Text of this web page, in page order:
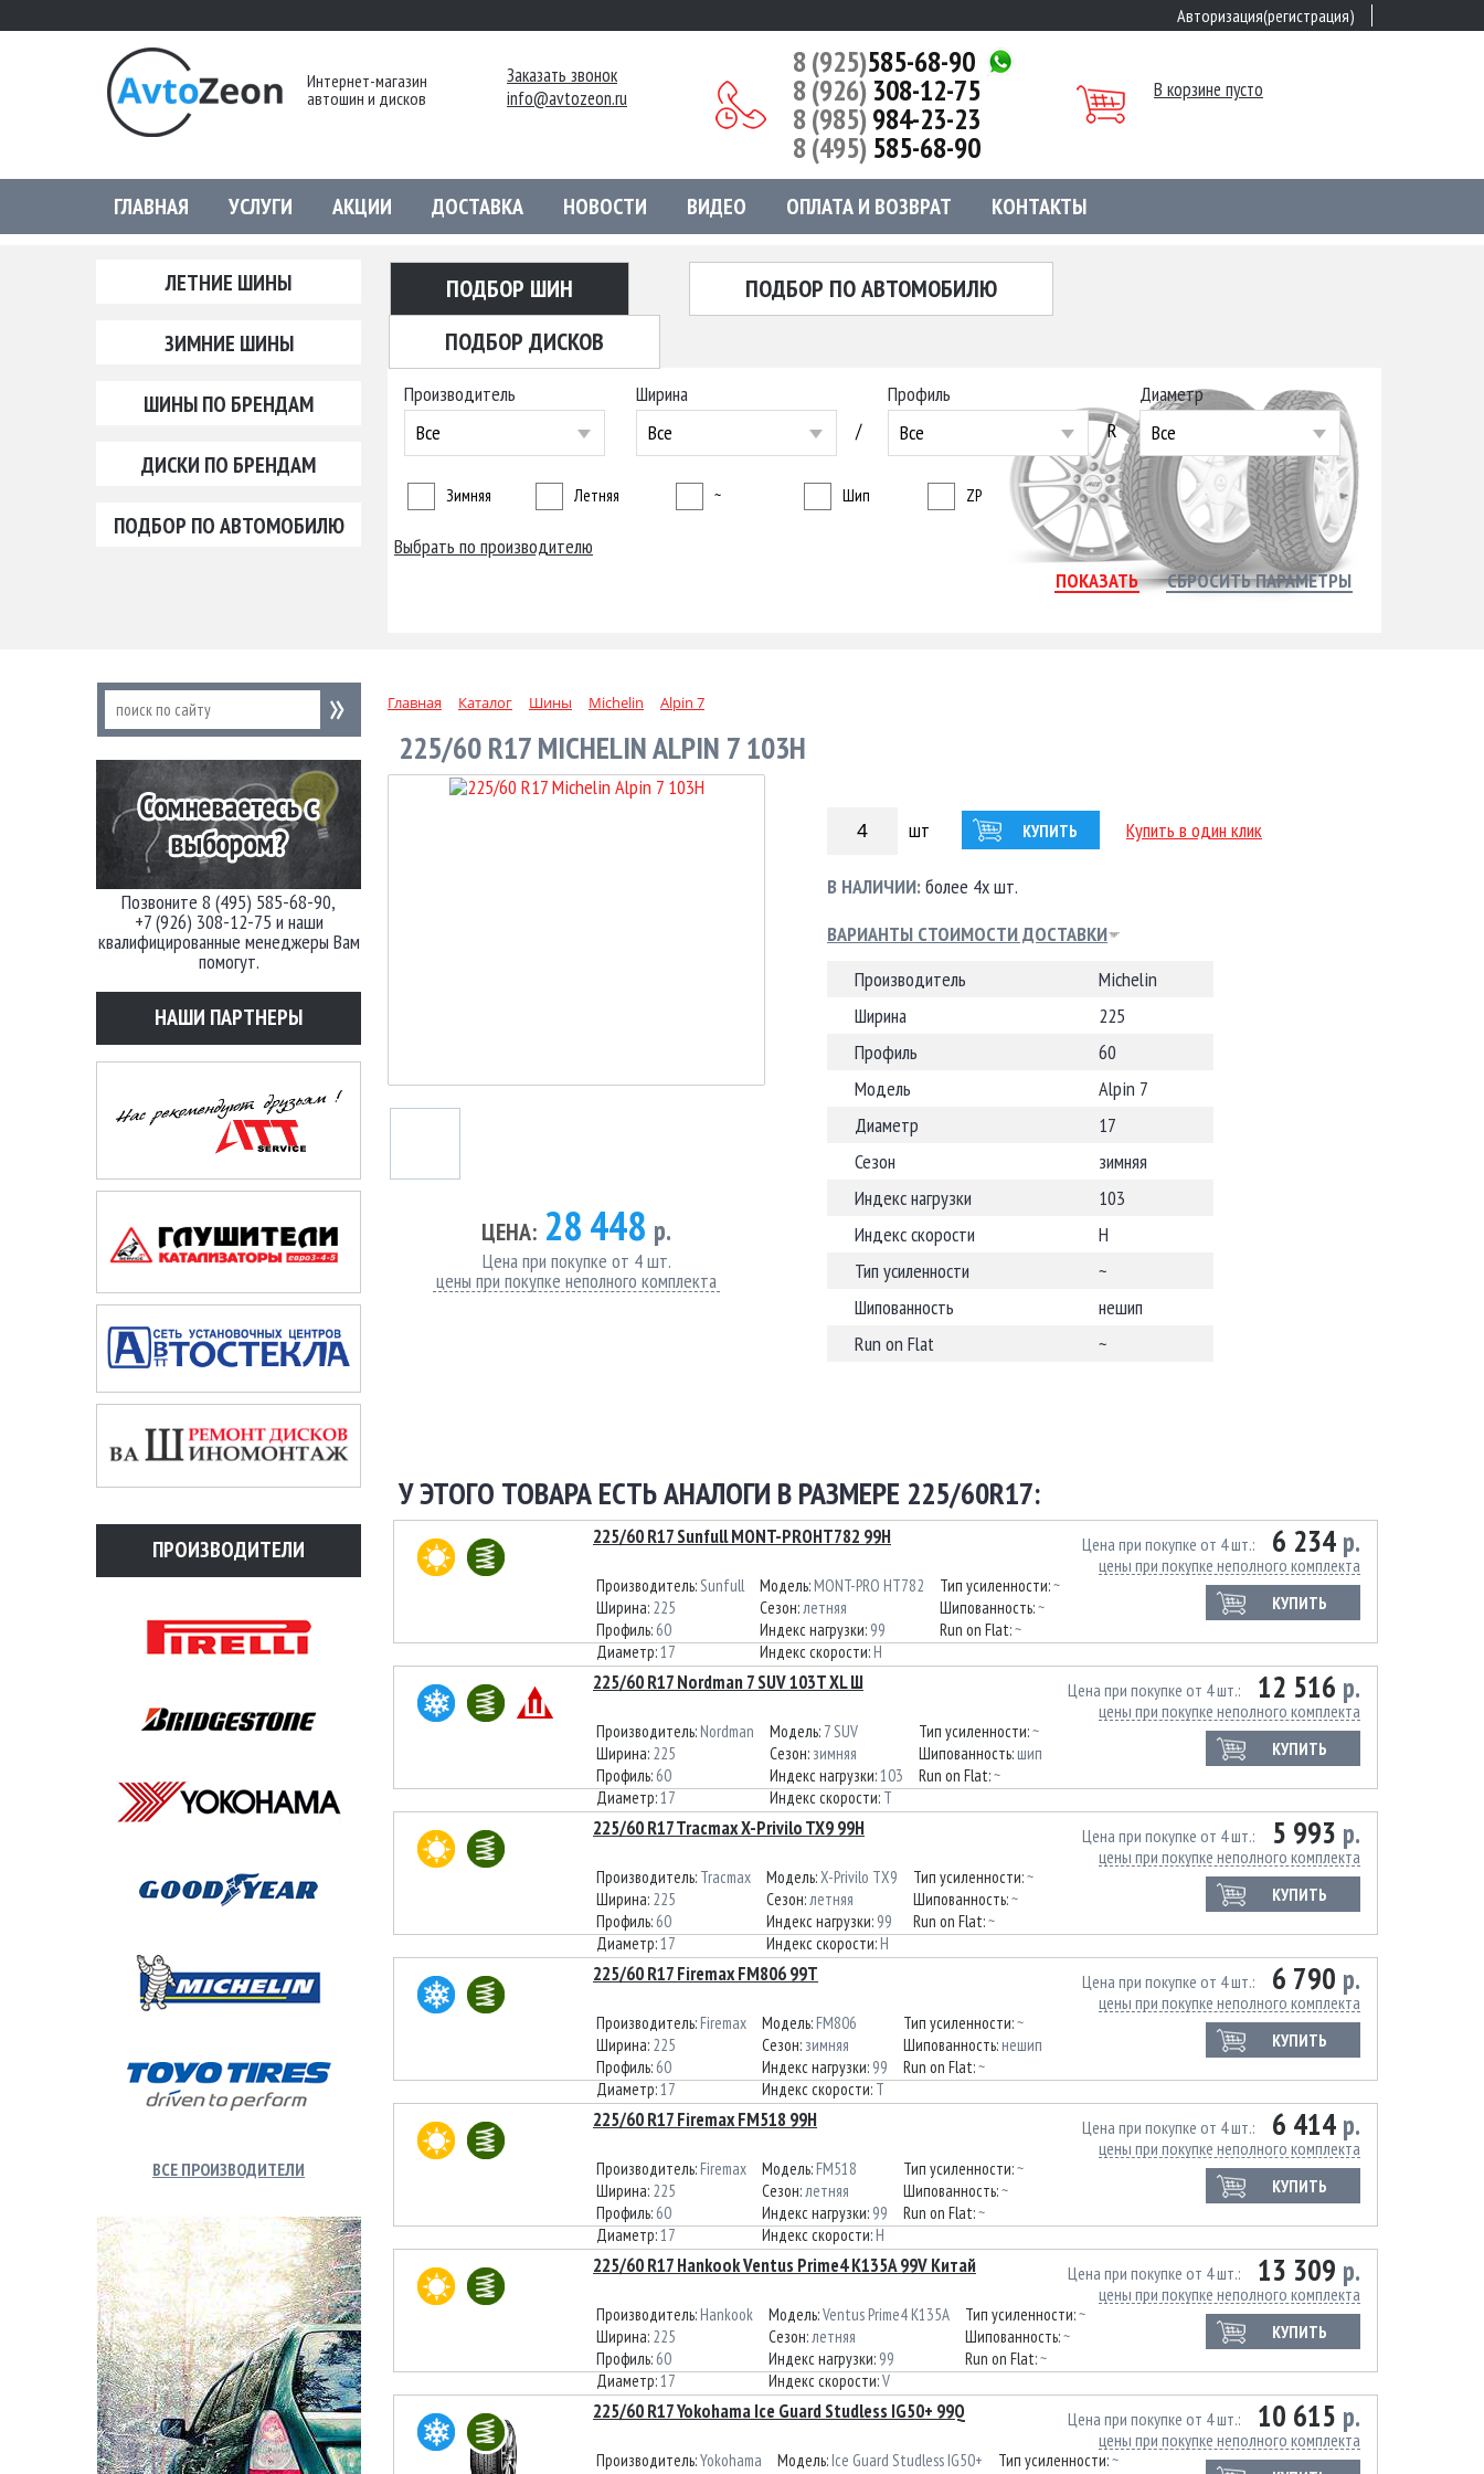
Авторизация(регистрация)
Интернет-магазин
автошин и дисков
Заказать звонок
info@avtozeon.ru
8 (925)585-68-90
8 (926) 308-12-75
8 (985)984-23-23
8 (495) 585-68-90
В корзине пусто
ГЛАВНАЯ УСЛУГИ АКЦИИ ДОСТАВКА НОВОСТИ ВИДЕО ОПЛАТА И ВОЗВРАТ КОНТАКТЫ
ЛЕТНИЕ ШИНЫ
ЗИМНИЕ ШИНЫ
ШИНЫ ПО БРЕНДАМ
ДИСКИ ПО БРЕНДАМ
ПОДБОР ПО АВТОМОБИЛЮ
ПОДБОР ШИН
ПОДБОР ПО АВТОМОБИЛЮ
ПОДБОР ДИСКОВ
Производитель
Все
Ширина
Все
/
Профиль
Все
R
Диаметр
Все
Зимняя Летняя ~ Шип ZP
Выбрать по производителю
Позвоните 8 (495) 585-68-90,
+7 (926) 308-12-75 и наши
квалифицированные менеджеры Вам
помогут.
НАШИ ПАРТНЕРЫ
ПРОИЗВОДИТЕЛИ
ВСЕ ПРОИЗВОДИТЕЛИ
Главная Каталог Шины Michelin Alpin 7
225/60 R17 MICHELIN ALPIN 7 103H
ЦЕНА: 28 448 р.
Цена при покупке от 4 шт.
цены при покупке неполного комплекта
шт КУПИТЬ Купить в один клик
В НАЛИЧИИ:более 4х шт.
ВАРИАНТЫ СТОИМОСТИ ДОСТАВКИ
Производитель
Michelin
Ширина
225
Профиль
60
Модель
Alpin 7
Диаметр
17
Сезон
зимняя
Индекс нагрузки
103
Индекс скорости
H
Тип усиленности
~
Шипованность
нешип
Run on Flat
~
У ЭТОГО ТОВАРА ЕСТЬ АНАЛОГИ В РАЗМЕРЕ 225/60R17:
225/60 R17 Sunfull MONT-PROHT782 99H 6 234 р.
Цена при покупке от 4 шт.
цены при покупке неполного комплекта
КУПИТЬ
Производитель:Sunfull
Ширина: 225
Профиль: 60
Диаметр:17
Модель: MONT-PRO HT782
Сезон:летняя
Индекс нагрузки: 99
Индекс скорости: H
Тип усиленности:~
Шипованность:~
Run on Flat:~
225/60 R17 Nordman 7 SUV 103T XL Ш 12 516 р.
Цена при покупке от 4 шт.
цены при покупке неполного комплекта
КУПИТЬ
Производитель: Nordman
Ширина: 225
Профиль: 60
Диаметр:17
Модель: 7 SUV
Сезон: зимняя
Индекс нагрузки:103
Индекс скорости: T
Тип усиленности:~
Шипованность: шип
Run on Flat:~
225/60 R17 Tracmax X-Privilo TX9 99H 5 993 р.
Цена при покупке от 4 шт.
цены при покупке неполного комплекта
КУПИТЬ
Производитель: Tracmax
Ширина: 225
Профиль: 60
Диаметр:17
Модель:X-Privilo TX9
Сезон:летняя
Индекс нагрузки: 99
Индекс скорости: H
Тип усиленности:~
Шипованность:~
Run on Flat:~
225/60 R17 Firemax FM806 99T 6 790 р.
Цена при покупке от 4 шт.
цены при покупке неполного комплекта
КУПИТЬ
Производитель: Firemax
Ширина: 225
Профиль: 60
Диаметр:17
Модель: FM806
Сезон: зимняя
Индекс нагрузки: 99
Индекс скорости: T
Тип усиленности:~
Шипованность: нешип
Run on Flat:~
225/60 R17 Firemax FM518 99H 6 414 р.
Цена при покупке от 4 шт.
цены при покупке неполного комплекта
КУПИТЬ
Производитель: Firemax
Ширина: 225
Профиль: 60
Диаметр:17
Модель: FM518
Сезон:летняя
Индекс нагрузки: 99
Индекс скорости: H
Тип усиленности:~
Шипованность:~
Run on Flat:~
225/60 R17 Hankook Ventus Prime4 K135A 99V Китай 13 309 р.
Цена при покупке от 4 шт.
цены при покупке неполного комплекта
КУПИТЬ
Производитель: Hankook
Ширина: 225
Профиль: 60
Диаметр:17
Модель:Ventus Prime4 K135A
Сезон:летняя
Индекс нагрузки: 99
Индекс скорости:V
Тип усиленности:~
Шипованность:~
Run on Flat:~
225/60 R17 Yokohama Ice Guard Studless IG50+ 99Q 10 615 р.
Цена при покупке от 4 шт.
цены при покупке неполного комплекта
Производитель:Yokohama
Модель: Ice Guard Studless IG50+
Тип усиленности:~